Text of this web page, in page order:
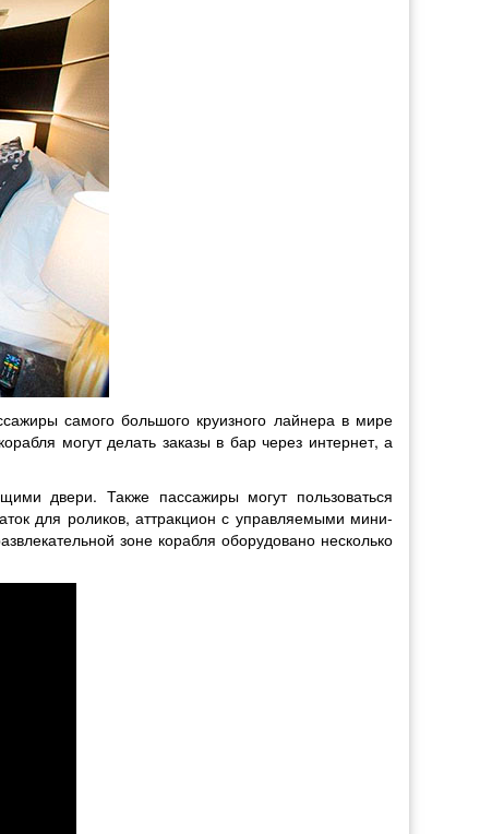
самого большого круизного лайнера в мире
могут делать заказы в бар через интернет, а
двери. Также пассажиры могут пользоваться
для роликов, аттракцион с управляемыми мини-
зоне корабля оборудовано несколько